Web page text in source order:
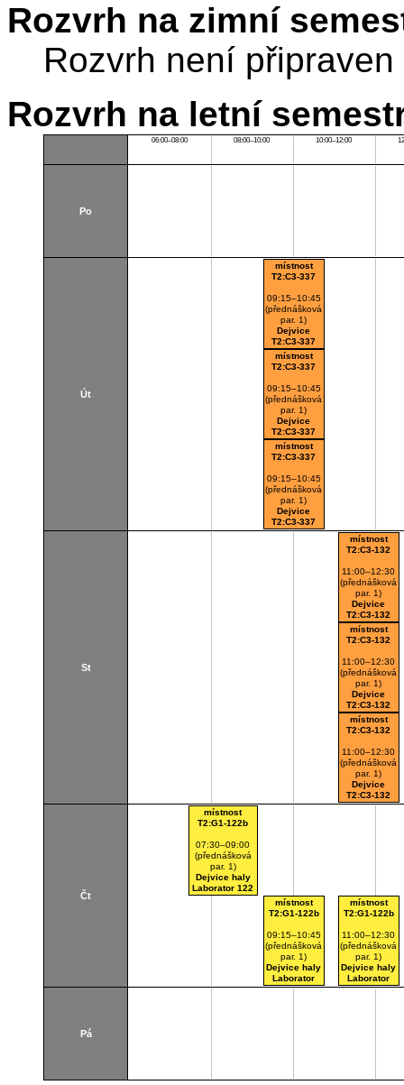
Rozvrh na zimní
Rozvrh není připraven
Rozvrh na letní
06:00–08:00 08:00–10:00 10:00–12:00
Po
Út
místnost
T2:C3-337
09:15–10:45
(přednášková
par. 1)
Dejvice
T2:C3-337
místnost
T2:C3-337
09:15–10:45
(přednášková
par. 1)
Dejvice
T2:C3-337
místnost
T2:C3-337
09:15–10:45
(přednášková
par. 1)
Dejvice
T2:C3-337
St
místnost
T2:C3-132
11:00–12:30
(přednášková
par. 1)
Dejvice
T2:C3-132
místnost
T2:C3-132
11:00–12:30
(přednášková
par. 1)
Dejvice
T2:C3-132
místnost
T2:C3-132
11:00–12:30
(přednášková
par. 1)
Dejvice
T2:C3-132
Čt
místnost
T2:G1-122b
07:30–09:00
(přednášková
par. 1)
Dejvice haly
Laborator 122
místnost
T2:G1-122b
09:15–10:45
(přednášková
par. 1)
Dejvice haly
Laborator
122
místnost
T2:G1-122b
11:00–12:30
(přednášková
par. 1)
Dejvice haly
Laborator
122
Pá